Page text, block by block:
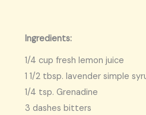
Ingredients:
1/4 cup fresh lemon juice
1 1/2 tbsp. lavender simple
1/4 tsp. Grenadine
3 dashes bitters